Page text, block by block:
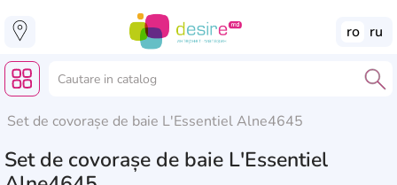
ro ru
Set de covorașe de baie L'Essentiel Alne4645
Set de covorașe de baie L'Essentiel